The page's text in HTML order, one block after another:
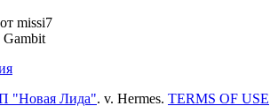
от missi7
Gambit
"Новая Лида". v. Hermes. TERMS OF USE